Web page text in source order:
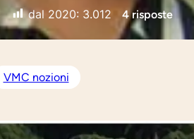
dal 2020: 3.012 4 risposte
VMC nozioni